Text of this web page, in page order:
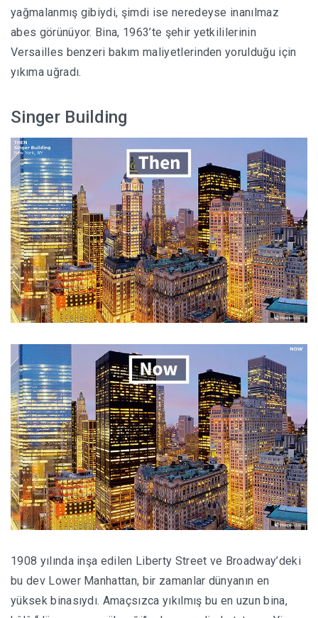
yağmalanmış gibiydi, şimdi ise neredeyse inanılmaz
abes görünüyor. Bina, 1963’te şehir yetkililerinin
Versailles benzeri bakım maliyetlerinden yorulduğu için
yıkıma uğradı.
Singer Building
1908 yılında inşa edilen Liberty Street ve Broadway’deki
bu dev Lower Manhattan, bir zamanlar dünyanın en
yüksek binasıydı. Amaçsızca yıkılmış bu en uzun bina,